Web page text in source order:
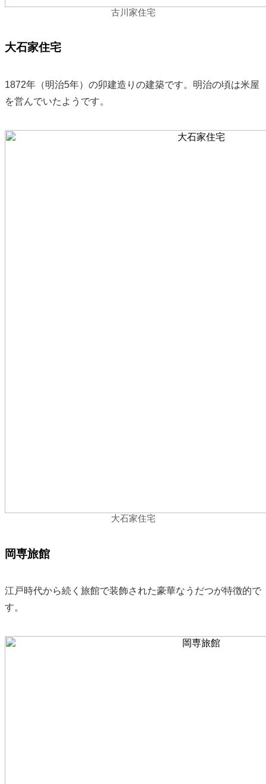
古川家住宅
大石家住宅
1872年（明治5年）の卯建造りの建築です。明治の頃は米屋
を営んでいたようです。
大石家住宅
岡専旅館
江戸時代から続く旅館で装飾された豪華なうだつが特徴的で
す。